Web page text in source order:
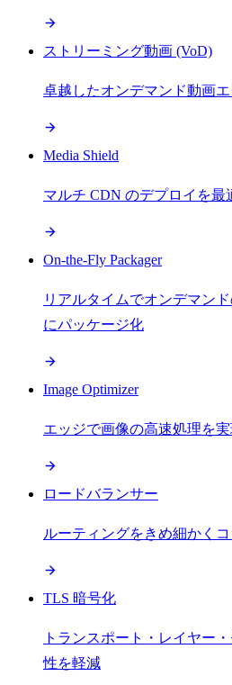
ストリーミング動画 (VoD)
卓越したオンデマンド動画
Media Shield
マルチ CDN のデプロイを最
On-the-Fly Packager
リアルタイムでオンデマン
にパッケージ化
Image Optimizer
エッジで画像の高速処理を実
ロードバランサー
ルーティングをきめ細かく
TLS 暗号化
トランスポート・レイヤー
性を軽減